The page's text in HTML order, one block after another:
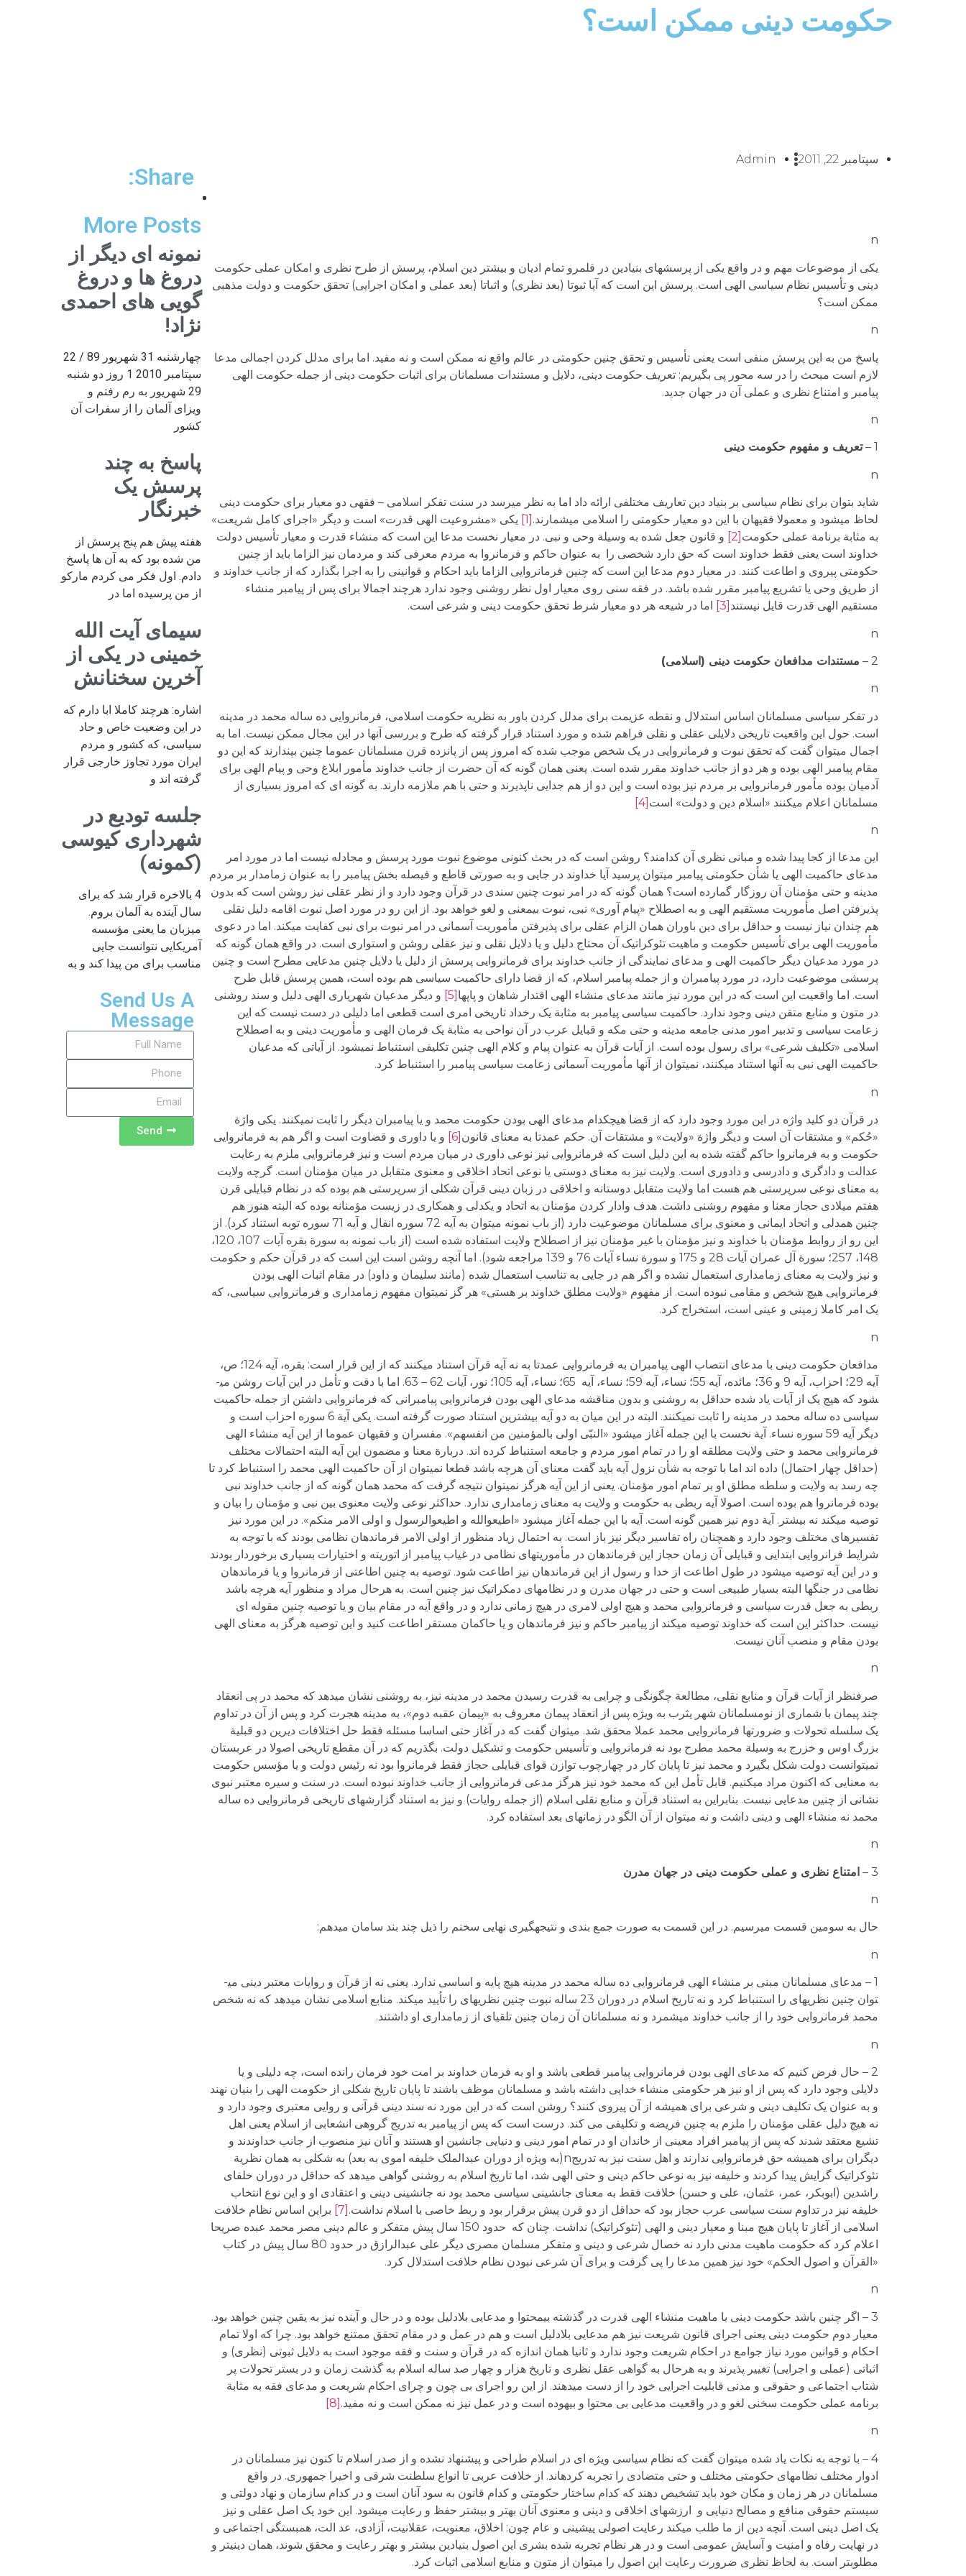
حکومت دینی ممکن است؟
سپتامبر 22, 2011 Admin
n
یکی از موضوعات مهم و در واقع یکی از پرسش­های بنیادین در قلمرو تمام ادیان و بیشتر دین اسلام، پرسش از طرح نظری و امکان عملی حکومت
دینی و تأسیس نظام سیاسی الهی است. پرسش این است که آیا ثبوتا (بعد نظری) و اثباتا (بعد عملی و امکان اجرایی) تحقق حکومت و دولت مذهبی
ممکن است؟
n
پاسخ من به این پرسش منفی است یعنی تأسیس و تحقق چنین حکومتی در عالم واقع نه ممکن است و نه مفید. اما برای مدلل کردن اجمالی مدعا
لازم است مبحث را در سه محور پی بگیریم: تعریف حکومت دینی، دلایل و مستندات مسلمانان برای اثبات حکومت دینی از جمله حکومت الهی
پیامبر و امتناع نظری و عملی آن در جهان جدید.
n
1 – تعریف و مفهوم حکومت دینی
n
شاید بتوان برای نظام سیاسی بر بنیاد دین تعاریف مختلفی ارائه داد اما به نظر می­رسد در سنت تفکر اسلامی – فقهی دو معیار برای حکومت دینی
لحاظ می­شود و معمولا فقیهان با این دو معیار حکومتی را اسلامی می­شمارند. [1]
یکی «مشروعیت الهی قدرت» است و دیگر «اجرای کامل شریعت»
به مثابة برنامة عملی حکومت [2]
و قانون جعل شده به وسیلة وحی و نبی. در معیار نخست مدعا این است که منشاء قدرت و معیار تأسیس دولت
خداوند است یعنی فقط خداوند است که حق دارد شخصی را به عنوان حاکم و فرمانروا به مردم معرفی کند و مردمان نیز الزاما باید از چنین
حکومتی پیروی و اطاعت کنند. در معیار دوم مدعا این است که چنین فرمانروایی الزاما باید احکام و قوانینی را به اجرا بگذارد که از جانب خداوند و
از طریق وحی یا تشریع پیامبر مقرر شده باشد. در فقه سنی روی معیار اول نظر روشنی وجود ندارد هرچند اجمالا برای پس از پیامبر منشاء
مستقیم الهی قدرت قایل نیستند [3] اما در شیعه هر دو معیار شرط تحقق حکومت دینی و شرعی است.
n
2 – مستندات مدافعان حکومت دینی (اسلامی)
n
در تفکر سیاسی مسلمانان اساس استدلال و نقطه عزیمت برای مدلل کردن باور به نظریه حکومت اسلامی، فرمانروایی ده ساله محمد در مدینه
است. حول این واقعیت تاریخی دلایلی عقلی و نقلی فراهم شده و مورد استناد قرار گرفته که طرح و بررسی آنها در این مجال ممکن نیست. اما به
اجمال می­توان گفت که تحقق نبوت و فرمانروایی در یک شخص موجب شده که امروز پس از پانزده قرن مسلمانان عموما چنین بپندارند که این دو
مقام پیامبر الهی بوده و هر دو از جانب خداوند مقرر شده است. یعنی همان گونه که آن حضرت از جانب خداوند مأمور ابلاغ وحی و پیام الهی برای
آدمیان بوده مأمور فرمانروایی بر مردم نیز بوده است و این دو از هم جدایی ناپذیرند و حتی با هم ملازمه دارند. به گونه ای که امروز بسیاری از
مسلمانان اعلام می­کنند «اسلام دین و دولت» است [4]
n
این مدعا از کجا پیدا شده و مبانی نظری آن کدامند؟ روشن است که در بحث کنونی موضوع نبوت مورد پرسش و مجادله نیست اما در مورد امر
مدعای حاکمیت الهی یا شأن حکومتی پیامبر می­توان پرسید آیا خداوند در جایی و به صورتی قاطع و فیصله بخش پیامبر را به عنوان زمامدار بر مردم
مدینه و حتی مؤمنان آن روزگار گمارده است؟ همان گونه که در امر نبوت چنین سندی در قرآن وجود دارد و از نظر عقلی نیز روشن است که بدون
پذیرفتن اصل مأموریت مستقیم الهی و به اصطلاح «پیام آوری» نبی، نبوت بی­معنی و لغو خواهد بود. از این رو در مورد اصل نبوت اقامه دلیل نقلی
هم چندان نیاز نیست و حداقل برای دین باوران همان الزام عقلی برای پذیرفتن مأموریت آسمانی در امر نبوت برای نبی کفایت می­کند. اما در دعوی
مأموریت الهی برای تأسیس حکومت و ماهیت تئوکراتیک آن محتاج دلیل و یا دلایل نقلی و نیز عقلی روشن و استواری است. در واقع همان گونه که
در مورد مدعیان دیگر حاکمیت الهی و مدعای نمایندگی از جانب خداوند برای فرمانروایی پرسش از دلیل یا دلایل چنین مدعایی مطرح است و چنین
پرسشی موضوعیت دارد، در مورد پیامبران و از جمله پیامبر اسلام، که از قضا دارای حاکمیت سیاسی هم بوده است، همین پرسش قابل طرح
است. اما واقعیت این است که در این مورد نیز مانند مدعای منشاء الهی اقتدار شاهان و پاپها
و دیگر مدعیان شهریاری الهی دلیل و سند روشنی
در متون و منابع متقن دینی وجود ندارد. حاکمیت سیاسی پیامبر به مثابة یک رخداد تاریخی امری است قطعی اما دلیلی در دست نیست که این
زعامت سیاسی و تدبیر امور مدنی جامعه مدینه و حتی مکه و قبایل عرب در آن نواحی به مثابة یک فرمان الهی و مأموریت دینی و به اصطلاح
اسلامی «تکلیف شرعی» برای رسول بوده است. از آیات قرآن به عنوان پیام و کلام الهی چنین تکلیفی استنباط نمی­شود. از آیاتی که مدعیان
حاکمیت الهی نبی به آنها استناد می­کنند، نمی­توان از آنها مأموریت آسمانی زعامت سیاسی پیامبر را استنباط کرد.
n
در قرآن دو کلید واژه در این مورد وجود دارد که از قضا هیچکدام مدعای الهی بودن حکومت محمد و یا پیامبران دیگر را ثابت نمی­کنند. یکی واژة
«حُکم» و مشتقات آن است و دیگر واژة «ولایت» و مشتقات آن. حکم عمدتا به معنای قانون
و یا داوری و قضاوت است و اگر هم به فرمانروایی
حکومت و به فرمانروا حاکم گفته شده به این دلیل است که فرمانروایی نیز نوعی داوری در میان مردم است و نیز فرمانروایی ملزم به رعایت
عدالت و دادگری و دادرسی و دادوری است. ولایت نیز به معنای دوستی یا نوعی اتحاد اخلاقی و معنوی متقابل در میان مؤمنان است. گرچه ولایت
به معنای نوعی سرپرستی هم هست اما ولایت متقابل دوستانه و اخلاقی در زبان دینی قرآن شکلی از سرپرستی هم بوده که در نظام قبایلی قرن
هفتم میلادی حجاز معنا و مفهوم روشنی داشت. هدف وادار کردن مؤمنان به اتحاد و یکدلی و همکاری در زیست مؤمنانه بوده که البته هنوز هم
چنین همدلی و اتحاد ایمانی و معنوی برای مسلمانان موضوعیت دارد (از باب نمونه می­توان به آیه 72 سوره انفال و آیه 71 سوره توبه استناد کرد). از
این رو از روابط مؤمنان با خداوند و نیز مؤمنان با غیر مؤمنان نیز از اصطلاح ولایت استفاده شده است (از باب نمونه به سورة بقره آیات 107، 120،
148، 257؛ سورة آل عمران آیات 28 و 175 و سورة نساء آیات 76 و 139 مراجعه شود). اما آنچه روشن است این است که در قرآن حکم و حکومت
و نیز ولایت به معنای زمامداری استعمال نشده و اگر هم در جایی به تناسب استعمال شده (مانند سلیمان و داود) در مقام اثبات الهی بودن
فرمانروایی هیچ شخص و مقامی نبوده است. از مفهوم «ولایت مطلق خداوند بر هستی» هر گز نمی­توان مفهوم زمامداری و فرمانروایی سیاسی، که
یک امر کاملا زمینی و عینی است، استخراج کرد.
n
مدافعان حکومت دینی با مدعای انتصاب الهی پیامبران به فرمانروایی عمدتا به نه آیه قرآن استناد می­کنند که از این قرار است: بقره، آیه 124؛ ص،
آیه 29؛ احزاب، آیه 9 و 36؛ مائده، آیه 55؛ نساء، آیه 59؛ نساء، آیه 65؛ نساء، آیه 105؛ نور، آیات 62 – 63. اما با دقت و تأمل در این آیات روشن می­
شود که هیچ یک از آیات یاد شده حداقل به روشنی و بدون مناقشه مدعای الهی بودن فرمانروایی پیامبرانی که فرمانروایی داشتن از جمله حاکمیت
سیاسی ده ساله محمد در مدینه را ثابت نمی­کنند. البته در این میان به دو آیه بیشترین استناد صورت گرفته است. یکی آیة 6 سوره احزاب است و
دیگر آیه 59 سوره نساء. آیة نخست با این جمله آغاز می­شود «النبّی اولی بالمؤمنین من انفسهم». مفسران و فقیهان عموما از این آیه منشاء الهی
فرمانروایی محمد و حتی ولایت مطلقه او را در تمام امور مردم و جامعه استنباط کرده اند. دربارة معنا و مضمون این آیه البته احتمالات مختلف
(حداقل چهار احتمال) داده اند اما با توجه به شأن نزول آیه باید گفت معنای آن هرچه باشد قطعا نمی­توان از آن حاکمیت الهی محمد را استنباط کرد تا
چه رسد به ولایت و سلطه مطلق او بر تمام امور مؤمنان. یعنی از این آیه هرگز نمی­توان نتیجه گرفت که محمد همان گونه که از جانب خداوند نبی
بوده فرمانروا هم بوده است. اصولا آیه ربطی به حکومت و ولایت به معنای زمامداری ندارد. حداکثر نوعی ولایت معنوی بین نبی و مؤمنان را بیان و
توصیه می­کند نه بیشتر. آیة دوم نیز همین گونه است. آیه با این جمله آغاز می­شود «اطیعوالله و اطیعوالرسول و اولی الامر منکم». در این مورد نیز
تفسیرهای مختلف وجود دارد و همچنان راه تفاسیر دیگر نیز باز است. به احتمال زیاد منظور از اولی الامر فرماندهان نظامی بودند که با توجه به
شرایط فرانروایی ابتدایی و قبایلی آن زمان حجاز این فرماندهان در مأموریت­های نظامی در غیاب پیامبر از اتوریته و اختیارات بسیاری برخوردار بودند
و در این آیه توصیه می­شود در طول اطاعت از خدا و رسول از این فرماندهان نیز اطاعت شود. توصیه به چنین اطاعتی از فرمانروا و یا فرماندهان
نظامی در جنگها البته بسیار طبیعی است و حتی در جهان مدرن و در نظام­های دمکراتیک نیز چنین است. به هرحال مراد و منظور آیه هرچه باشد
ربطی به جعل قدرت سیاسی و فرمانروایی محمد و هیچ اولی لامری در هیچ زمانی ندارد و در واقع آیه در مقام بیان و یا توصیه چنین مقوله ای
نیست. حداکثر این است که خداوند توصیه می­کند از پیامبر حاکم و نیز فرماندهان و یا حاکمان مستقر اطاعت کنید و این توصیه هرگز به معنای الهی
بودن مقام و منصب آنان نیست.
n
صرفنظر از آیات قرآن و منابع نقلی، مطالعة چگونگی و چرایی به قدرت رسیدن محمد در مدینه نیز، به روشنی نشان می­دهد که محمد در پی انعقاد
چند پیمان با شماری از نومسلمانان شهر یثرب به ویژه پس از انعقاد پیمان معروف به «پیمان عقبه دوم»، به مدینه هجرت کرد و پس از آن در تداوم
یک سلسله تحولات و ضرورت­ها فرمانروایی محمد عملا محقق شد. می­توان گفت که در آغاز حتی اساسا مسئله فقط حل اختلافات دیرین دو قبلیة
بزرگ اوس و خزرج به وسیلة محمد مطرح بود نه فرمانروایی و تأسیس حکومت و تشکیل دولت. بگذریم که در آن مقطع تاریخی اصولا در عربستان
نمی­توانست دولت شکل بگیرد و محمد نیز تا پایان کار در چهارچوب توازن قوای قبایلی حجاز فقط فرمانروا بود نه رئیس دولت و یا مؤسس حکومت
به معنایی که اکنون مراد می­کنیم. قابل تأمل این که محمد خود نیز هرگز مدعی فرمانروایی از جانب خداوند نبوده است. در سنت و سیره معتبر نبوی
نشانی از چنین مدعایی نیست. بنابراین به استناد قرآن و منابع نقلی اسلام (از جمله روایات) و نیز به استناد گزارش­های تاریخی فرمانروایی ده ساله
محمد نه منشاء الهی و دینی داشت و نه می­توان از آن الگو در زمانهای بعد استفاده کرد.
n
3 – امتناع نظری و عملی حکومت دینی در جهان مدرن
n
حال به سومین قسمت می­رسیم. در این قسمت به صورت جمع بندی و نتیجه­گیری نهایی سخنم را ذیل چند بند سامان می­دهم:
n
1 – مدعای مسلمانان مبنی بر منشاء الهی فرمانروایی ده ساله محمد در مدینه هیچ پایه و اساسی ندارد. یعنی نه از قرآن و روایات معتبر دینی می­
توان چنین نظریه­ای را استنباط کرد و نه تاریخ اسلام در دوران 23 ساله نبوت چنین نظریه­ای را تأیید می­کند. منابع اسلامی نشان می­دهد که نه شخص
محمد فرمانروایی خود را از جانب خداوند می­شمرد و نه مسلمانان آن زمان چنین تلقی­ای از زمامداری او داشتند.
n
2 – حال فرض کنیم که مدعای الهی بودن فرمانروایی پیامبر قطعی باشد و او به فرمان خداوند بر امت خود فرمان رانده است، چه دلیلی و یا
دلایلی وجود دارد که پس از او نیز هر حکومتی منشاء خدایی داشته باشد و مسلمانان موظف باشند تا پایان تاریخ شکلی از حکومت الهی را بنیان نهند
و به عنوان یک تکلیف دینی و شرعی برای همیشه از آن پیروی کنند؟ روشن است که در این مورد نه سند دینی قرآنی و روایی معتبری وجود دارد و
نه هیچ دلیل عقلی مؤمنان را ملزم به چنین فریضه و تکلیفی می کند. درست است که پس از پیامبر به تدریج گروهی انشعابی از اسلام یعنی اهل
تشیع معتقد شدند که پس از پیامبر افراد معینی از خاندان او در تمام امور دینی و دنیایی جانشین او هستند و آنان نیز منصوب از جانب خداوندند و
دیگران برای همیشه حق فرمانروایی ندارند و اهل سنت نیز به تدریجn(به ویژه از دوران عبدالملک خلیفه اموی به بعد) به شکلی به همان نظریة
تئوکراتیک گرایش پیدا کردند و خلیفه نیز به نوعی حاکم دینی و حتی الهی شد، اما تاریخ اسلام به روشنی گواهی می­دهد که حداقل در دوران خلفای
راشدین (ابوبکر، عمر، عثمان، علی و حسن) خلافت فقط به معنای جانشینی سیاسی محمد بود نه جانشینی دینی و اعتقادی او و این نوع انتخاب
خلیفه نیز در تداوم سنت سیاسی عرب حجاز بود که حداقل از دو قرن پیش برقرار بود و ربط خاصی با اسلام نداشت. [7]
براین اساس نظام خلافت
اسلامی از آغاز تا پایان هیچ مبنا و معیار دینی و الهی (تئوکراتیک) نداشت. چنان که حدود 150 سال پیش متفکر و عالم دینی مصر محمد عبده صریحا
اعلام کرد که حکومت ماهیت مدنی دارد نه خصال شرعی و دینی و متفکر مسلمان مصری دیگر علی عبدالرازق در حدود 80 سال پیش در کتاب
«القرآن و اصول الحکم» خود نیز همین مدعا را پی گرفت و برای آن شرعی نبودن نظام خلافت استدلال کرد.
n
3 – اگر چنین باشد حکومت دینی با ماهیت منشاء الهی قدرت در گذشته بی­محتوا و مدعایی بلادلیل بوده و در حال و آینده نیز به یقین چنین خواهد بود.
معیار دوم حکومت دینی یعنی اجرای قانون شریعت نیز هم مدعایی بلادلیل است و هم در عمل و در مقام تحقق ممتنع خواهد بود. چرا که اولا تمام
احکام و قوانین مورد نیاز جوامع در احکام شریعت وجود ندارد و ثانیا همان اندازه که در قرآن و سنت و فقه موجود است به دلایل ثبوتی (نظری) و
اثباتی (عملی و اجرایی) تغییر پذیرند و به هرحال به گواهی عقل نظری و تاریخ هزار و چهار صد ساله اسلام به گذشت زمان و در بستر تحولات پر
شتاب اجتماعی و حقوقی و مدنی قابلیت اجرایی خود را از دست می­دهند. از این رو اجرای بی چون و چرای احکام شریعت و مدعای فقه به مثابة
برنامه عملی حکومت سخنی لغو و در واقعیت مدعایی بی محتوا و بیهوده است و در عمل نیز نه ممکن است و نه مفید. [8]
n
4 – با توجه به نکات یاد شده می­توان گفت که نظام سیاسی ویژه ای در اسلام طراحی و پیشنهاد نشده و از صدر اسلام تا کنون نیز مسلمانان در
ادوار مختلف نظام­های حکومتی مختلف و حتی متضادی را تجربه کرده­اند. از خلافت عربی تا انواع سلطنت شرقی و اخیرا جمهوری. در واقع
مسلمانان در هر زمان و مکان خود باید تشخیص دهند که کدام ساختار حکومتی و کدام قانون به سود آنان است و در کدام سازمان و نهاد دولتی و
سیستم حقوقی منافع و مصالح دنیایی و ارزش­های اخلاقی و دینی و معنوی آنان بهتر و بیشتر حفظ و رعایت می­شود. این خود یک اصل عقلی و نیز
یک اصل دینی است. آنچه دین از ما طلب می­کند رعایت اصولی پیشینی و عام چون: اخلاق، معنویت، عقلانیت، آزادی، عد الت، همبستگی اجتماعی و
در نهایت رفاه و امنیت و آسایش عمومی است و در هر نظام تجربه شده بشری این اصول بنیادین بیشتر و بهتر رعایت و محقق شوند، همان دینی­تر و
مطلوب­تر است. به لحاظ نظری ضرورت رعایت این اصول را می­توان از متون و منابع اسلامی اثبات کرد.
Share:
More Posts
نمونه ای دیگر از
دروغ ها و دروغ
گویی های احمدی
نژاد!
چهارشنبه 31 شهریور 89 / 22
سپتامبر 2010 1 روز دو شنبه
29 شهریور به رم رفتم و
ویزای آلمان را از سفرات آن
کشور
پاسخ به چند
پرسش یک
خبرنگار
هفته پیش هم پنج پرسش از
من شده بود که به آن ها پاسخ
دادم. اول فکر می کردم مارکو
از من پرسیده اما در
سیمای آیت الله
خمینی در یکی از
آخرین سخنانش
اشاره: هرچند کاملا ابا دارم که
در این وضعیت خاص و حاد
سیاسی، که کشور و مردم
ایران مورد تجاوز خارجی قرار
گرفته اند و
جلسه تودیع در
شهرداری کیوسی
(کمونه)
4 بالاخره قرار شد که برای
سال آینده به آلمان بروم.
میزبان ما یعنی مؤسسه
آمریکایی نتوانست جایی
مناسب برای من پیدا کند و به
Send Us A
Message
Send